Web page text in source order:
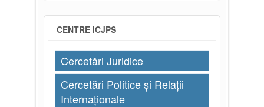
CENTRE ICJPS
Cercetări Juridice
Cercetări Politice și Relații
Internaționale